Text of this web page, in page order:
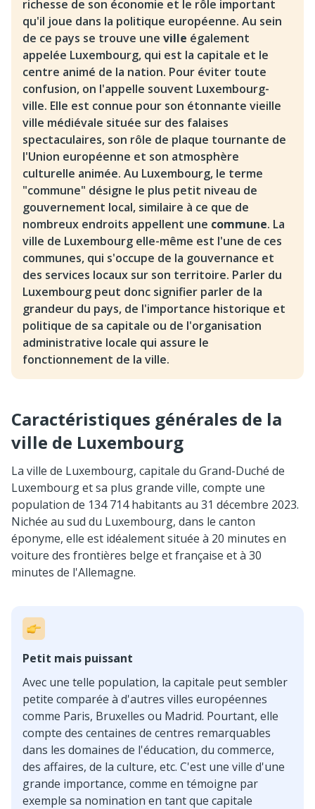
richesse de son économie et le rôle important
qu'il joue dans la politique européenne. Au sein
de ce pays se trouve une ville également
appelée Luxembourg, qui est la capitale et le
centre animé de la nation. Pour éviter toute
confusion, on l'appelle souvent Luxembourg-
ville. Elle est connue pour son étonnante vieille
ville médiévale située sur des falaises
spectaculaires, son rôle de plaque tournante de
l'Union européenne et son atmosphère
culturelle animée. Au Luxembourg, le terme
"commune" désigne le plus petit niveau de
gouvernement local, similaire à ce que de
nombreux endroits appellent une commune. La
ville de Luxembourg elle-même est l'une de ces
communes, qui s'occupe de la gouvernance et
des services locaux sur son territoire. Parler du
Luxembourg peut donc signifier parler de la
grandeur du pays, de l'importance historique et
politique de sa capitale ou de l'organisation
administrative locale qui assure le
fonctionnement de la ville.
Caractéristiques générales de la
ville de Luxembourg
La ville de Luxembourg, capitale du Grand-Duché de
Luxembourg et sa plus grande ville, compte une
population de 134 714 habitants au 31 décembre 2023.
Nichée au sud du Luxembourg, dans le canton
éponyme, elle est idéalement située à 20 minutes en
voiture des frontières belge et française et à 30
minutes de l'Allemagne.
Petit mais puissant
Avec une telle population, la capitale peut sembler
petite comparée à d'autres villes européennes
comme Paris, Bruxelles ou Madrid. Pourtant, elle
compte des centaines de centres remarquables
dans les domaines de l'éducation, du commerce,
des affaires, de la culture, etc. C'est une ville d'une
grande importance, comme en témoigne par
exemple sa nomination en tant que capitale